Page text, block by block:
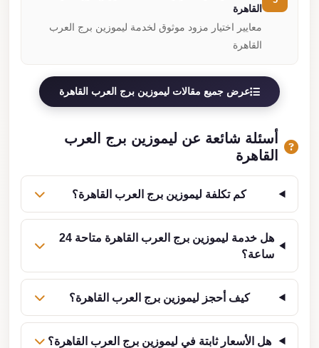
القاهرة
معايير اختيار مزود موثوق لخدمة ليموزين برج العرب
القاهرة
عرض جميع مقالات ليموزين برج العرب القاهرة
أسئلة شائعة عن ليموزين برج العرب
القاهرة
كم تكلفة ليموزين برج العرب القاهرة؟
هل خدمة ليموزين برج العرب القاهرة متاحة 24
ساعة؟
كيف أحجز ليموزين برج العرب القاهرة؟
هل الأسعار ثابتة في ليموزين برج العرب القاهرة؟